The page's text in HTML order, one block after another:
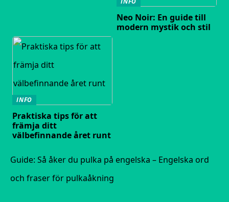
Neo Noir: En guide till
modern mystik och stil
INFO
Praktiska tips för att
främja ditt
välbefinnande året runt
Guide: Så åker du pulka på engelska – Engelska ord
och fraser för pulkaåkning